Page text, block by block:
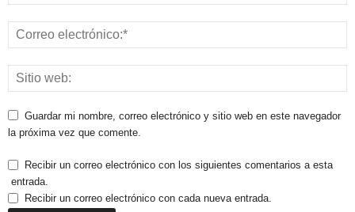
Guardar mi nombre, correo electrónico y sitio web en este navegador
la próxima vez que comente.
Recibir un correo electrónico con los siguientes comentarios a esta
entrada.
Recibir un correo electrónico con cada nueva entrada.